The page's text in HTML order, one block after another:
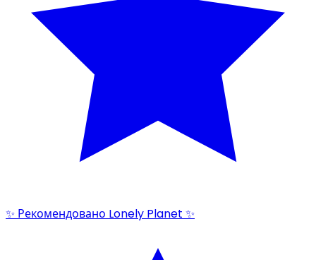
✨ Рекомендовано Lonely Planet ✨